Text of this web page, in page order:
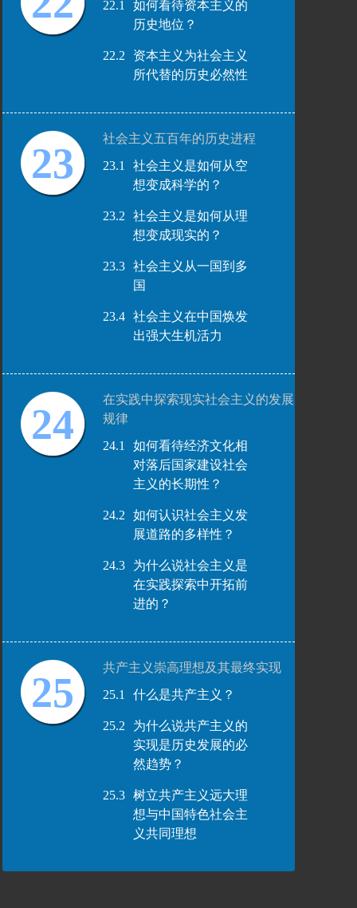
22.1
如何看待资本主义的
历史地位？
22.2
资本主义为社会主义
所代替的历史必然性
23
社会主义五百年的历史进程
23.1
社会主义是如何从空
想变成科学的？
23.2
社会主义是如何从理
想变成现实的？
23.3
社会主义从一国到多
国
23.4
社会主义在中国焕发
出强大生机活力
24
在实践中探索现实社会主义的发展
规律
24.1
如何看待经济文化相
对落后国家建设社会
主义的长期性？
24.2
如何认识社会主义发
展道路的多样性？
24.3
为什么说社会主义是
在实践探索中开拓前
进的？
25
共产主义崇高理想及其最终实现
25.1
什么是共产主义？
25.2
为什么说共产主义的
实现是历史发展的必
然趋势？
25.3
树立共产主义远大理
想与中国特色社会主
义共同理想